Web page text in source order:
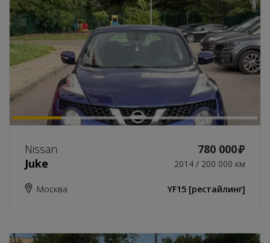
Nissan
780 000
Juke
2014 / 200 000 км
Москва YF15 [рестайлинг]